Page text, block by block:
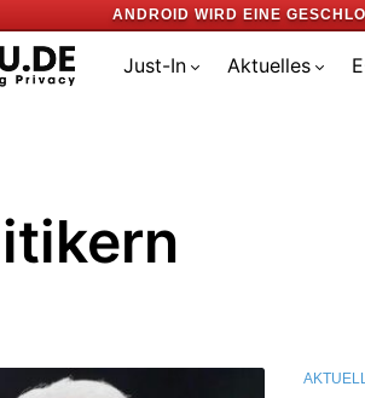
ANDROID WIRD EINE
Just-In Aktuelles